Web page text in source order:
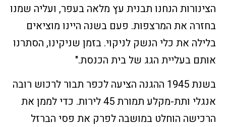
הצינורות הנחנו תבנית עץ מלאה בעפר, ועליה שמנו
בחזרה את המרצפות. פעם בשנה היינו מוציאים
בלילה את כלי הנשק לניקוי. בזמן שניקינו, הסתרנו
אותם בעליית הגג של בית הכנסת".
בשנת 1945 ההגנה הציעה לכפר תבור לרכוש רובה
אנגלי ותת-מקלע תמורת 45 לירות. כדי לממן את
הרכישה הוחלט במושבה לפרק את פסי הברזל